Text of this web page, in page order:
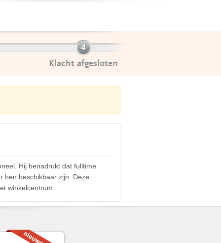
Klacht afgesloten
Hij benadrukt dat fulltime
hen beschikbaar zijn. Deze
winkelcentrum.